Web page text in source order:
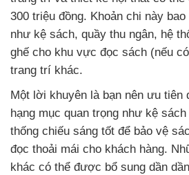
300 triệu đồng. Khoản chi này
như kệ sách, quầy thu ngân, hệ
ghế cho khu vực đọc sách (nếu
trang trí khác.
Một lời khuyên là bạn nên ưu tiên
hạng mục quan trọng như kệ
thống chiếu sáng tốt để bảo vệ
đọc thoải mái cho khách hàng.
khác có thể được bổ sung dần